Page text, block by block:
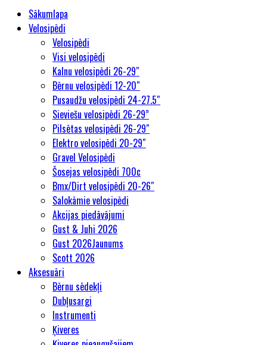
Sākumlapa
Velosipēdi
Velosipēdi
Visi velosipēdi
Kalnu velosipēdi 26-29″
Bērnu velosipēdi 12-20″
Pusaudžu velosipēdi 24-27.5″
Sieviešu velosipēdi 26-29”
Pilsētas velosipēdi 26-29″
Elektro velosipēdi 20-29″
Gravel Velosipēdi
Šosejas velosipēdi 700c
Bmx/Dirt velosipēdi 20-26″
Salokāmie velosipēdi
Akcijas piedāvājumi
Gust & Juhi 2026
Gust 2026Jaunums
Scott 2026
Aksesuāri
Bērnu sēdekļi
Dubļusargi
Instrumenti
Ķiveres